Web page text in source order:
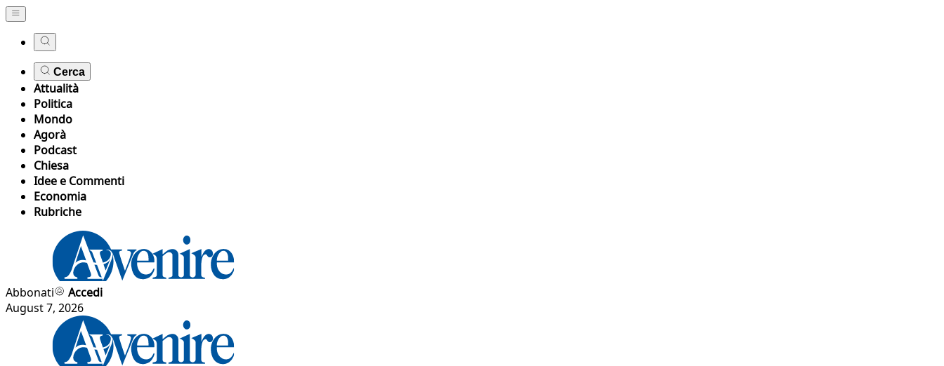
Cerca
Attualità
Politica
Mondo
Agorà
Podcast
Chiesa
Idee e Commenti
Economia
Rubriche
Abbonati
Accedi
August 7, 2026